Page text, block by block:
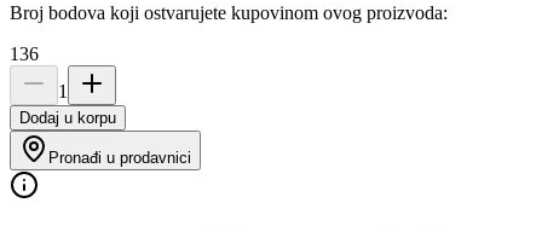
Broj bodova koji ostvarujete kupovinom ovog proizvoda:
136
1
Dodaj u korpu
Pronađi u prodavnici